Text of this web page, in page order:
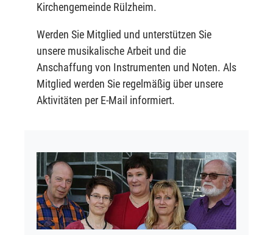
Kirchengemeinde Rülzheim.
Werden Sie Mitglied und unterstützen Sie
unsere musikalische Arbeit und die
Anschaffung von Instrumenten und Noten. Als
Mitglied werden Sie regelmäßig über unsere
Aktivitäten per E-Mail informiert.